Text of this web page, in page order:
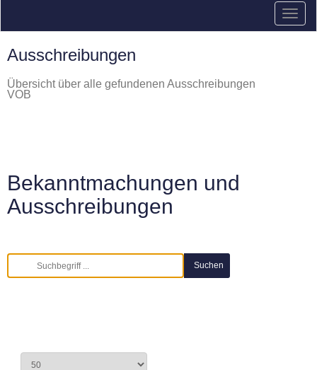
Ausschreibungen
Übersicht über alle gefundenen Ausschreibungen
VOB
Bekanntmachungen und
Ausschreibungen